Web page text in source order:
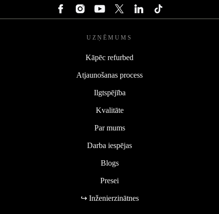
UZŅĒMUMS
Kāpēc refurbed
Atjaunošanas process
Ilgtspējība
Kvalitāte
Par mums
Darba iespējas
Blogs
Presei
↪ Inženierzinātnes